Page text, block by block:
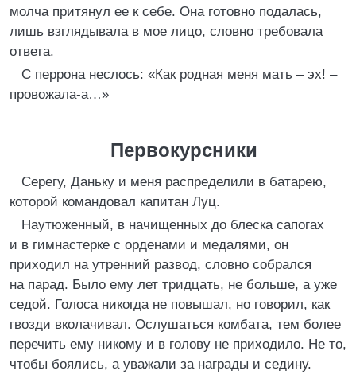
молча притянул ее к себе. Она готовно подалась,
лишь взглядывала в мое лицо, словно требовала
ответа.
С перрона неслось: «Как родная меня мать – эх! –
провожала-а…»
Первокурсники
Серегу, Даньку и меня распределили в батарею,
которой командовал капитан Луц.
Наутюженный, в начищенных до блеска сапогах
и в гимнастерке с орденами и медалями, он
приходил на утренний развод, словно собрался
на парад. Было ему лет тридцать, не больше, а уже
седой. Голоса никогда не повышал, но говорил, как
гвозди вколачивал. Ослушаться комбата, тем более
перечить ему никому и в голову не приходило. Не то,
чтобы боялись, а уважали за награды и седину.